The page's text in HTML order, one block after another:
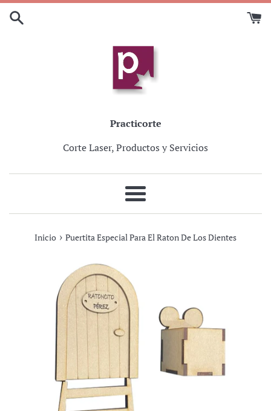
Ir
directamente
Practicorte
Corte Laser, Productos y Servicios
Más
Inicio › Puertita Especial Para El Raton De Los Dientes